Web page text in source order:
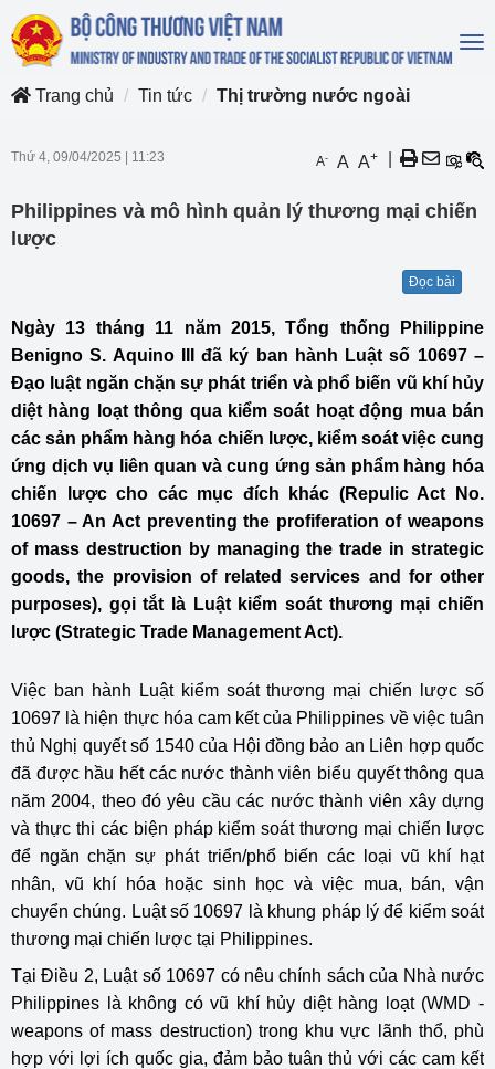
Trang chủ
Tin tức Thị trường nước ngoài
Thứ 4, 09/04/2025 11:23 A- A A+
Philippines và mô hình quản lý thương mại chiến
lược
Đọc bài
Ngày 13 tháng 11 năm 2015, Tổng thống Philippine
Benigno S. Aquino III đã ký ban hành Luật số 10697 –
Đạo luật ngăn chặn sự phát triển và phổ biến vũ khí hủy
diệt hàng loạt thông qua kiểm soát hoạt động mua bán
các sản phẩm hàng hóa chiến lược, kiểm soát việc cung
ứng dịch vụ liên quan và cung ứng sản phẩm hàng hóa
chiến lược cho các mục đích khác (Repulic Act No.
10697 – An Act preventing the profiferation of weapons
of mass destruction by managing the trade in strategic
goods, the provision of related services and for other
purposes), gọi tắt là Luật kiểm soát thương mại chiến
lược (Strategic Trade Management Act).
Việc ban hành Luật kiểm soát thương mại chiến lược số
10697 là hiện thực hóa cam kết của Philippines về việc tuân
thủ Nghị quyết số 1540 của Hội đồng bảo an Liên hợp quốc
đã được hầu hết các nước thành viên biểu quyết thông qua
năm 2004, theo đó yêu cầu các nước thành viên xây dựng
và thực thi các biện pháp kiểm soát thương mại chiến lược
để ngăn chặn sự phát triển/phổ biến các loại vũ khí hạt
nhân, vũ khí hóa hoặc sinh học và việc mua, bán, vận
chuyển chúng. Luật số 10697 là khung pháp lý để kiểm soát
thương mại chiến lược tại Philippines.
Tại Điều 2, Luật số 10697 có nêu chính sách của Nhà nước
Philippines là không có vũ khí hủy diệt hàng loạt (WMD -
weapons of mass destruction) trong khu vực lãnh thổ, phù
hợp với lợi ích quốc gia, đảm bảo tuân thủ với các cam kết